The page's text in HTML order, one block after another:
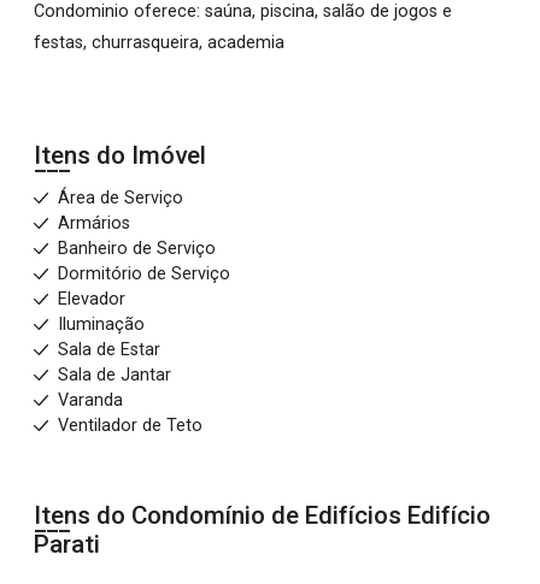
Condominio oferece: saúna, piscina, salão de jogos e
festas, churrasqueira, academia
Itens do Imóvel
Área de Serviço
Armários
Banheiro de Serviço
Dormitório de Serviço
Elevador
Iluminação
Sala de Estar
Sala de Jantar
Varanda
Ventilador de Teto
Itens do Condomínio de Edifícios Edifício
Parati